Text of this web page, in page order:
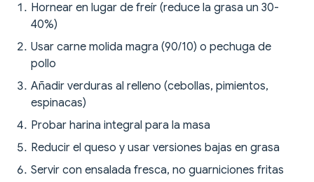
Hornear en lugar de freír (reduce la grasa un 30-
40%)
Usar carne molida magra (90/10) o pechuga de
pollo
Añadir verduras al relleno (cebollas, pimientos,
espinacas)
Probar harina integral para la masa
Reducir el queso y usar versiones bajas en grasa
Servir con ensalada fresca, no guarniciones fritas